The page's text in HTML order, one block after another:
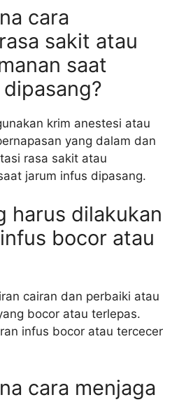
cara
sakit atau
saat
krim anestesi atau
yang dalam dan
rasa sakit atau
jarum infus dipasang.
harus dilakukan
bocor atau
cairan dan perbaiki atau
bocor atau terlepas.
infus bocor atau tercecer
cara menjaga